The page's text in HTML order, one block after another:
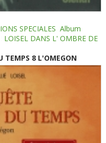
SPECIALES Album
LOISEL DANS L' OMBRE DE
TEMPS 8 L'OMEGON